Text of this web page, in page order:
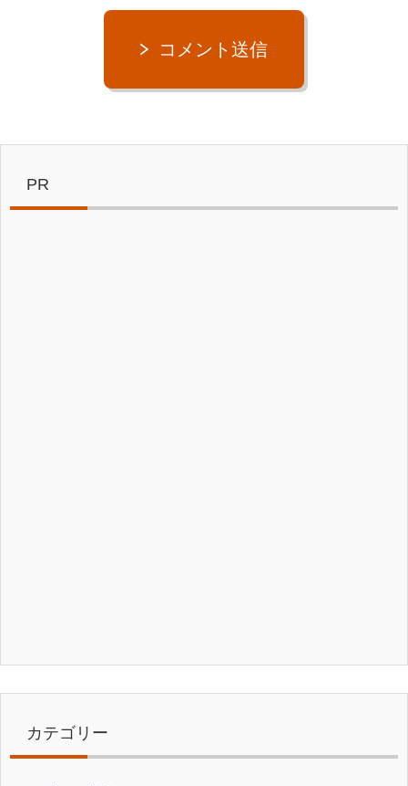
コメント送信
PR
カテゴリー